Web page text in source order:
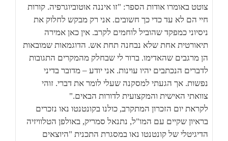
צוטט באומרו אודות הספר: "זו איננה אוטוביוגרפיה. קורות
חיי הם לא עד כדי כך חשובים. אני רק מבקש לחלוק את
ניסיוני כמפקד שהוביל לוחמים לקרב. אין כאן אמירה
תיאורטית אחת שלא נבחנה תחת אש. הדוגמאות שמובאות
הן מרגבים שהאדימו. ברור לי שבחלק מהמקרים התגובות
לדברים הנכתבים יהיו עוינות. אני יודע – מדובר בדיני
נפשות. אך הגעתי למסקנה שעלי לומר את דברי. זוהי
צוואתי האישית והמקצועית לדורות הבאים."
לקראת יום הזכרון המתקרב, כולנו בקונטנטו נאו נזכרים
בראיון שקיים עם המו"ל, נתנאל סמריק, באולפן הטלוויזיה
הדיגיטלי של קונטנטו נאו במסגרת התכנית "היוצאים